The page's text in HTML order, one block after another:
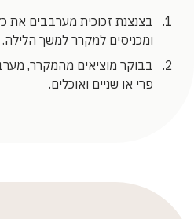
בצנצנת זכוכית מערבבים את
ומכניסים למקרר למשך הלילה.
בבוקר מוציאים מהמקרר,
פרי או שניים ואוכלים.